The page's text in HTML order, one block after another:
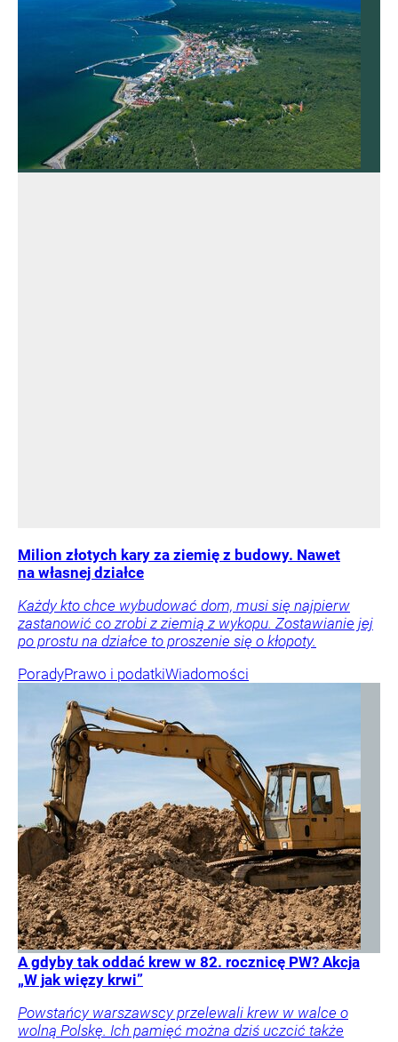
Milion złotych kary za ziemię z budowy. Nawet
na własnej działce
Każdy kto chce wybudować dom, musi się najpierw
zastanowić co zrobi z ziemią z wykopu. Zostawianie jej
po prostu na działce to proszenie się o kłopoty.
PoradyPrawo i podatkiWiadomości
A gdyby tak oddać krew w 82. rocznicę PW? Akcja
„W jak więzy krwi”
Powstańcy warszawscy przelewali krew w walce o
wolną Polskę. Ich pamięć można dziś uczcić także